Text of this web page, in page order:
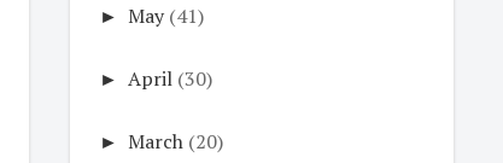
► May (41)
► April (30)
► March (20)